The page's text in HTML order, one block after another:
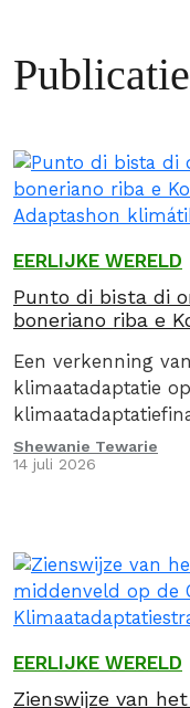
EERLIJKE WERELD
Punto di bista di
boneriano riba e
Een verkenning
klimaatadaptatie
Shewanie Tewarie
14 juli 2026
EERLIJKE WERELD
Zienswijze van